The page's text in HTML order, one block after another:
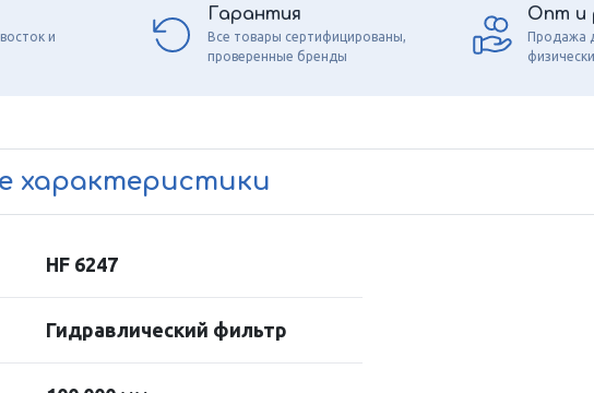
и
Гарантия
Все товары сертифицированы,
проверенные бренды
Опт и
Продажа
характеристики
HF 6247
Гидравлический фильтр